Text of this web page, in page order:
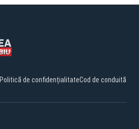
Politică de confidențialitateCod de conduită